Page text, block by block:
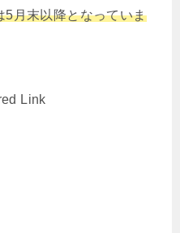
5月末以降となっていま
Link